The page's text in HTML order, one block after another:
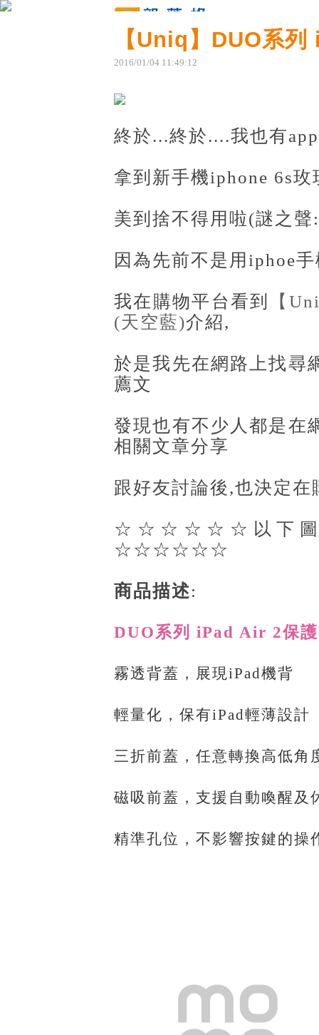
原文網址：http://blog.udn.com/qw3saep37/
【Uniq】DUO系
2016/01/04 11:49:12
終於...終於....我也有
拿到新手機iphone 6s
美到捨不得用啦(謎之
因為先前不是用iphoe
我在購物平台看到
【
(天空藍)介紹,
於是我先在網路上找尋
薦文
發現也有不少人都是在
相關文章分享
跟好友討論後,也決定在
☆☆☆☆☆☆以下圖文
☆☆☆☆☆☆
商品描述:
DUO系列 iPad Air 2保
霧透背蓋，展現iPad機背
輕量化，保有iPad輕薄設計
三折前蓋，任意轉換高低角
磁吸前蓋，支援自動喚醒及
精準孔位，不影響按鍵的操